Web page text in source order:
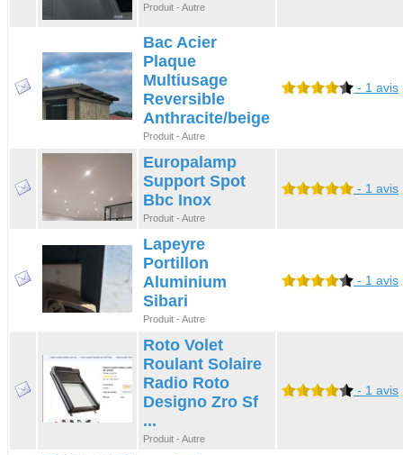
Produit - Autre
Bac Acier
Plaque
Multiusage
Reversible
Anthracite/beige
Produit - Autre
- 1 avis
Europalamp
Support Spot
Bbc Inox
Produit - Autre
- 1 avis
Lapeyre
Portillon
Aluminium
Sibari
Produit - Autre
- 1 avis
Roto Volet
Roulant Solaire
Radio Roto
Designo Zro Sf
...
Produit - Autre
- 1 avis